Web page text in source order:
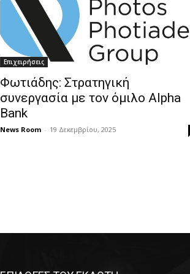
Επιχειρήσεις
Φωτιάδης: Στρατηγική
συνεργασία με τον όμιλο Alpha
Bank
News Room - 19 Δεκεμβρίου, 2025